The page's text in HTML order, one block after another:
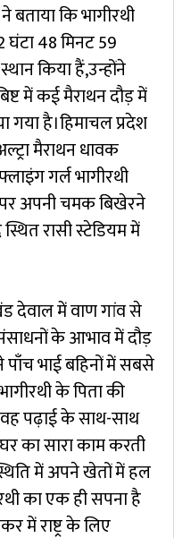
बताया कि भागीरथी
घंटा 48 मिनट 59
किया हैं,उन्होंने
में कई मैराथन दौड़ में
गया है।हिमाचल प्रदेश
मैराथन धावक
गर्ल भागीरथी
अपनी चमक बिखेरने
रासी स्टेडियम में
देवाल में वाण गांव से
के आभाव में दौड़
भाई बहिनों में सबसे
के पिता की
पढ़ाई के साथ-साथ
का सारा काम करती
में अपने खेतों में हल
का एक ही सपना है
में राष्ट्र के लिए